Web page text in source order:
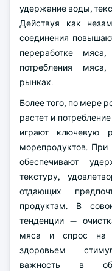
удержание воды,
Действуя как
соединения
переработке
потребления
рынках.
Более того, по мере
растет и
играют ключевую
морепродуктов. При
обеспечивают
текстуру,
отдающих
продуктам. В
тенденции —
мяса и спрос на
здоровьем —
важность в